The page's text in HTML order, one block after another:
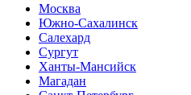
Москва
Южно-Сахалинск
Салехард
Сургут
Ханты-Мансийск
Магадан